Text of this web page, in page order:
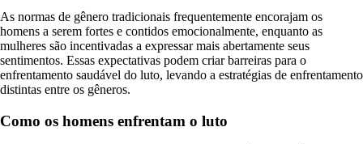
As normas de gênero tradicionais frequentemente encorajam os
homens a serem fortes e contidos emocionalmente, enquanto as
mulheres são incentivadas a expressar mais abertamente seus
sentimentos. Essas expectativas podem criar barreiras para o
enfrentamento saudável do luto, levando a estratégias de enfrentamento
distintas entre os gêneros.
Como os homens enfrentam o luto